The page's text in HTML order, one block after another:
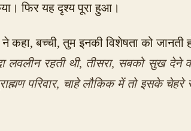
फिर यह दृश्य पूरा हुआ।
बच्ची, तुम इनकी विशेषता को जानती
लवलीन रहती थी, तीसरा, सबको सुख देने
परिवार, चाहे लौकिक में तो इसके